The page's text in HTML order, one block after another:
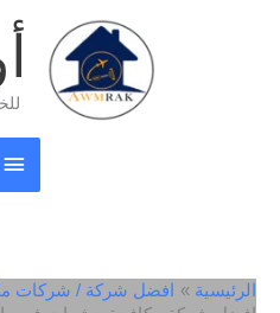
الرئيسية
افضل شركة / شركات